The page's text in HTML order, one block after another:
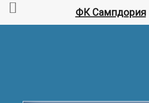
ФК Сампдория